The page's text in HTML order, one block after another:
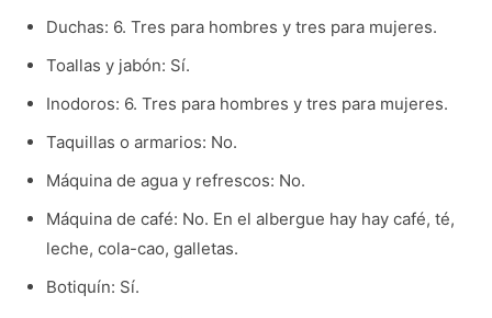
Duchas: 6. Tres para hombres y tres para mujeres.
Toallas y jabón: Sí.
Inodoros: 6. Tres para hombres y tres para mujeres.
Taquillas o armarios: No.
Máquina de agua y refrescos: No.
Máquina de café: No. En el albergue hay hay café, té,
leche, cola-cao, galletas.
Botiquín: Sí.